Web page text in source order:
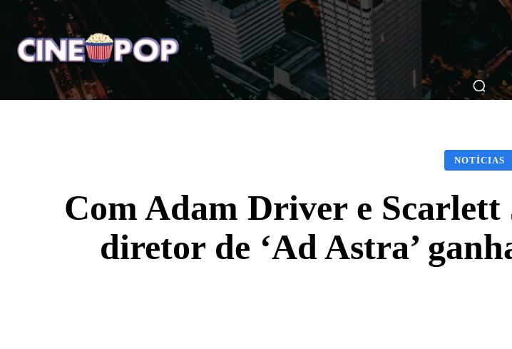
Home Notícias Críticas Breve Nos Cinemas
NOTÍCIAS
Com Adam Driver e Scarlett
diretor de ‘Ad Astra’